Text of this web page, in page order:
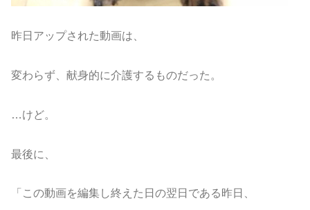
昨日アップされた動画は、
変わらず、献身的に介護するものだった。
…けど。
最後に、
「この動画を編集し終えた日の翌日である昨日、